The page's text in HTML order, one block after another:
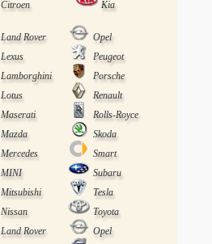
Citroen
Kia
Land Rover
Opel
Lexus
Peugeot
Lamborghini
Porsche
Lotus
Renault
Maserati
Rolls-Royce
Mazda
Skoda
Mercedes
Smart
MINI
Subaru
Mitsubishi
Tesla
Nissan
Toyota
Land Rover
Opel